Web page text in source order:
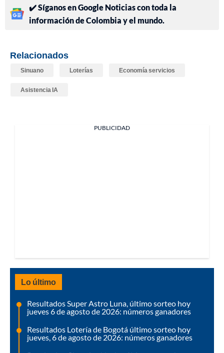
✔️ Síganos en Google Noticias con toda la
información de Colombia y el mundo.
Relacionados
Sinuano Loterías Economía servicios
Asistencia IA
PUBLICIDAD
Lo último
Resultados Super Astro Luna, último sorteo hoy
jueves 6 de agosto de 2026: números ganadores
Resultados Lotería de Bogotá último sorteo hoy
jueves, 6 de agosto de 2026: números ganadores